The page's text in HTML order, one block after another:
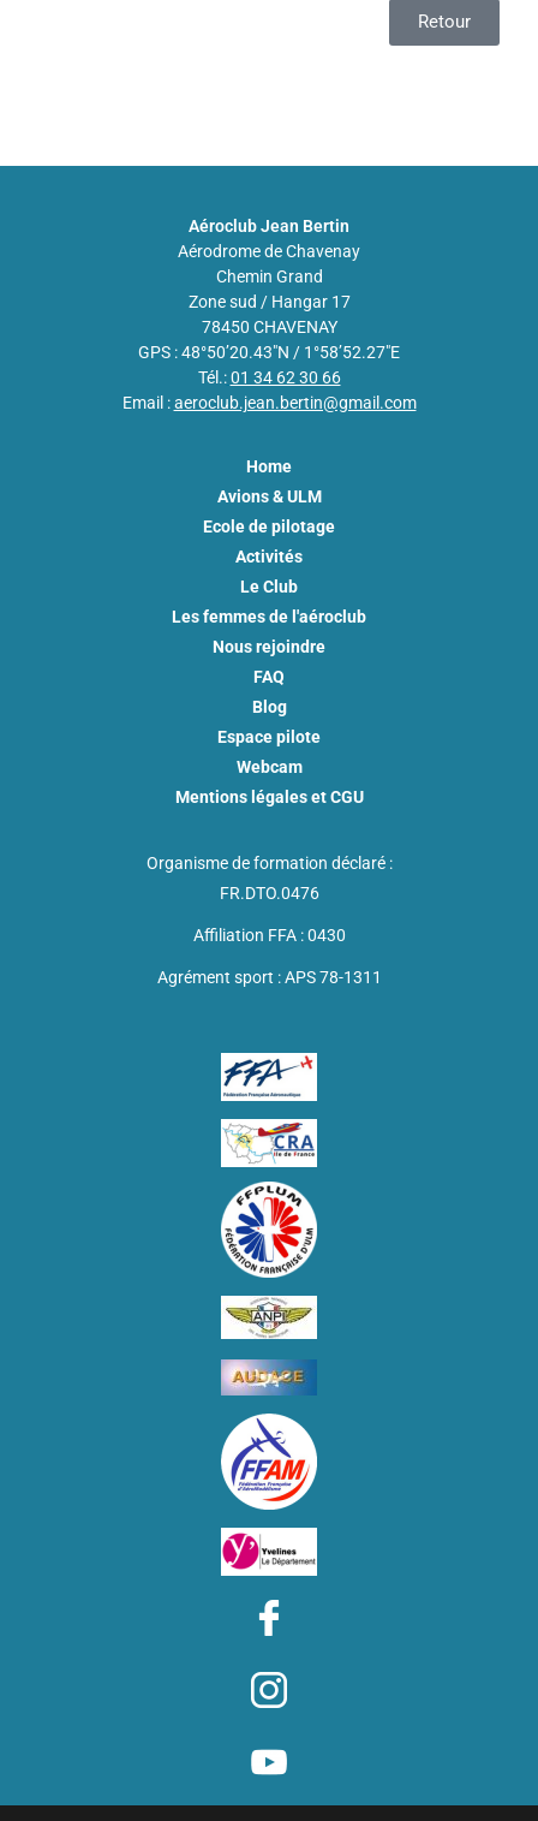
Retour
Aéroclub Jean Bertin
Aérodrome de Chavenay
Chemin Grand
Zone sud / Hangar 17
78450 CHAVENAY
GPS : 48°50’20.43″N / 1°58’52.27″E
Tél.: 01 34 62 30 66
Email :aeroclub.jean.bertin@gmail.com
Home
Avions & ULM
Ecole de pilotage
Activités
Le Club
Les femmes de l'aéroclub
Nous rejoindre
FAQ
Blog
Espace pilote
Webcam
Mentions légales et CGU
Organisme de formation déclaré :
FR.DTO.0476
Affiliation FFA : 0430
Agrément sport : APS 78-1311